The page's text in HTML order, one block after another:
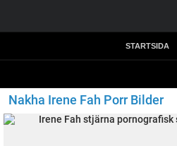
STARTSIDA
Nakha Irene Fah Porr Bilder